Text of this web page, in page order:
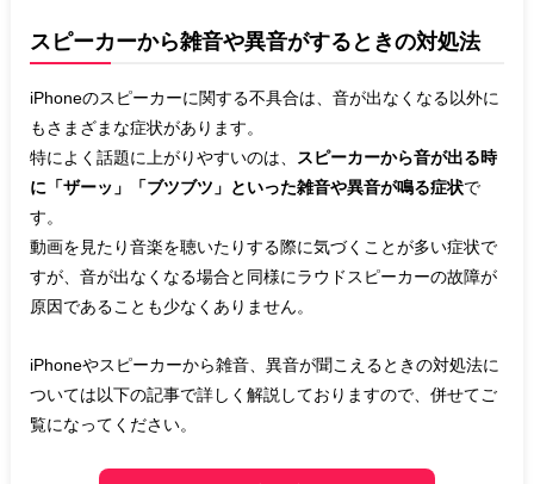
スピーカーから雑音や異音がするときの対処法
iPhoneのスピーカーに関する不具合は、音が出なくなる以外に
もさまざまな症状があります。
特によく話題に上がりやすいのは、
スピーカーから音が出る時
に「ザーッ」「ブツブツ」といった雑音や異音が鳴る症状で
す。
動画を見たり音楽を聴いたりする際に気づくことが多い症状で
すが、音が出なくなる場合と同様にラウドスピーカーの故障が
原因であることも少なくありません。
iPhoneやスピーカーから雑音、異音が聞こえるときの対処法に
ついては以下の記事で詳しく解説しておりますので、併せてご
覧になってください。